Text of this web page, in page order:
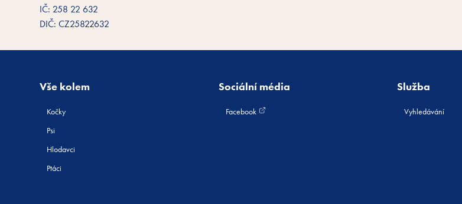
IČ: 258 22 632
DIČ: CZ25822632
Vše kolem
Kočky
Psi
Hlodavci
Ptáci
Sociální média
Facebook
Služba
Vyhledávání